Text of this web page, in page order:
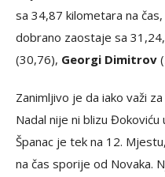
sa 34,87 kilometara na
dobrano zaostaje sa
(30,76), Georgi Dimitrov
Zanimljivo je da iako važi
Nadal nije ni blizu
Španac je tek na 12.
na čas sporije od Novaka.